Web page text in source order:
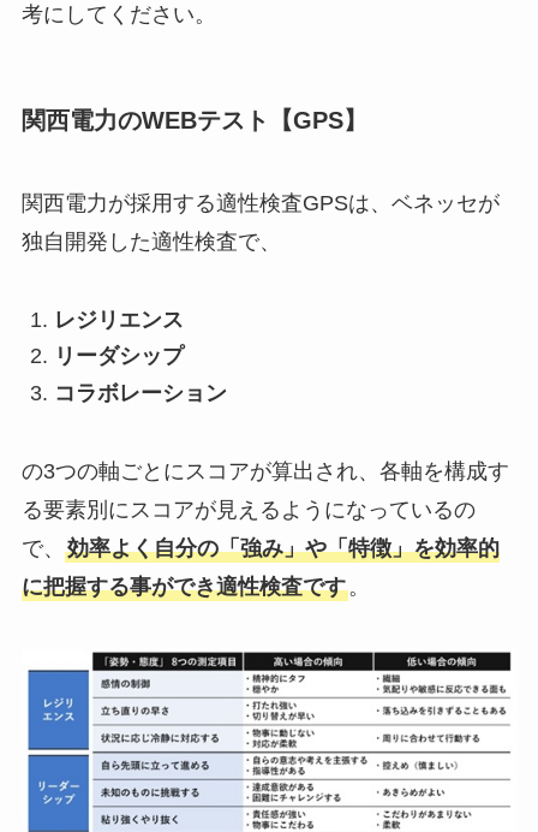
考にしてください。
関西電力のWEBテスト【GPS】
関西電力が採用する適性検査GPSは、ベネッセが
独自開発した適性検査で、
レジリエンス
リーダシップ
コラボレーション
の3つの軸ごとにスコアが算出され、各軸を構成す
る要素別にスコアが見えるようになっているの
で、 効率よく自分の「強み」や「特徴」を効率的
に把握する事ができ適性検査です。